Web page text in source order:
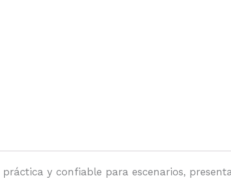
y confiable para escenarios,